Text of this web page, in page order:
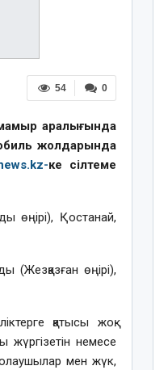
0
54
аралығында
жолдарында
ке сілтеме
өңірі), Қостанай,
өңірі),
қатысы жоқ.
немесе
мен жүк,